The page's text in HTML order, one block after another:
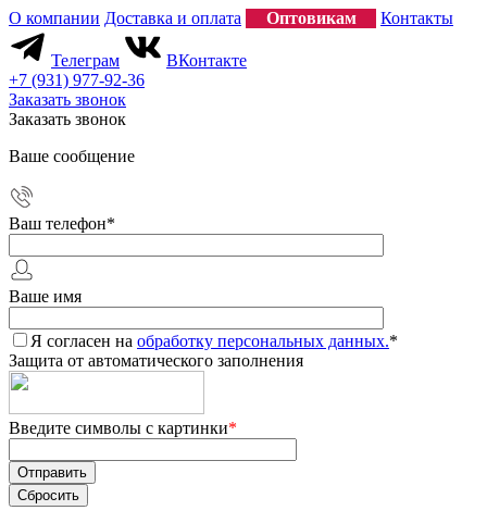
О компании Доставка и оплата Оптовикам Контакты
Телеграм
ВКонтакте
+7 (931) 977-92-36
Заказать звонок
Заказать звонок
Ваше сообщение
Ваш телефон*
Ваше имя
Я согласен на обработку персональных данных.*
Защита от автоматического заполнения
Введите символы с картинки*